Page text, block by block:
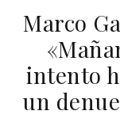
Marco
intento
un